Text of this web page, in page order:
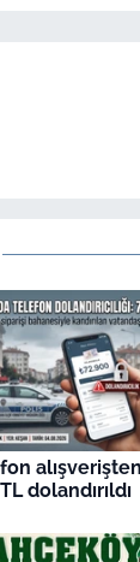
dolandırıldı